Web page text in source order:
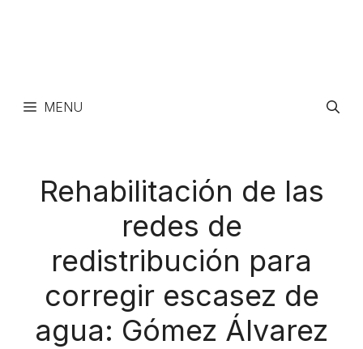
MENU
Rehabilitación de las
redes de
redistribución para
corregir escasez de
agua: Gómez Álvarez